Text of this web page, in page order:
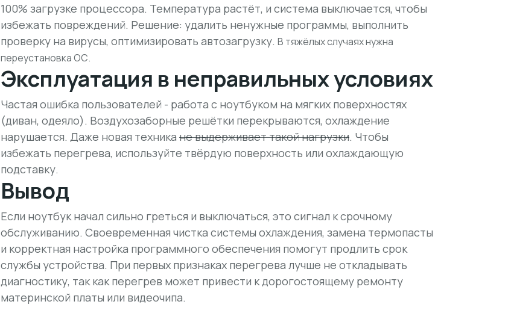
100% загрузке процессора. Температура растёт, и система выключается, чтобы
избежать повреждений. Решение: удалить ненужные программы, выполнить
проверку на вирусы, оптимизировать автозагрузку. В тяжёлых случаях нужна
переустановка ОС.
Эксплуатация в неправильных условиях
Частая ошибка пользователей - работа с ноутбуком на мягких поверхностях
(диван, одеяло). Воздухозаборные решётки перекрываются, охлаждение
нарушается. Даже новая техника не выдерживает такой нагрузки. Чтобы
избежать перегрева, используйте твёрдую поверхность или охлаждающую
подставку.
Вывод
Если ноутбук начал сильно греться и выключаться, это сигнал к срочному
обслуживанию. Своевременная чистка системы охлаждения, замена термопасты
и корректная настройка программного обеспечения помогут продлить срок
службы устройства. При первых признаках перегрева лучше не откладывать
диагностику, так как перегрев может привести к дорогостоящему ремонту
материнской платы или видеочипа.